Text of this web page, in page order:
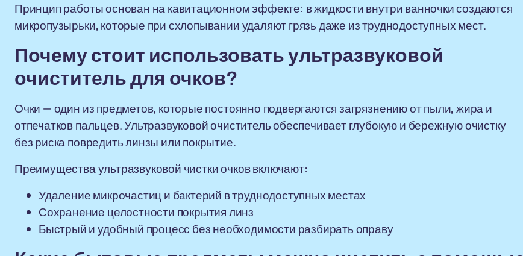
Принцип работы основан на кавитационном эффекте: в жидкости внутри ванночки создаются
микропузырьки, которые при схлопывании удаляют грязь даже из труднодоступных мест.
Почему стоит использовать ультразвуковой
очиститель для очков?
Очки — один из предметов, которые постоянно подвергаются загрязнению от пыли, жира и
отпечатков пальцев. Ультразвуковой очиститель обеспечивает глубокую и бережную очистку
без риска повредить линзы или покрытие.
Преимущества ультразвуковой чистки очков включают:
Удаление микрочастиц и бактерий в труднодоступных местах
Сохранение целостности покрытия линз
Быстрый и удобный процесс без необходимости разбирать оправу